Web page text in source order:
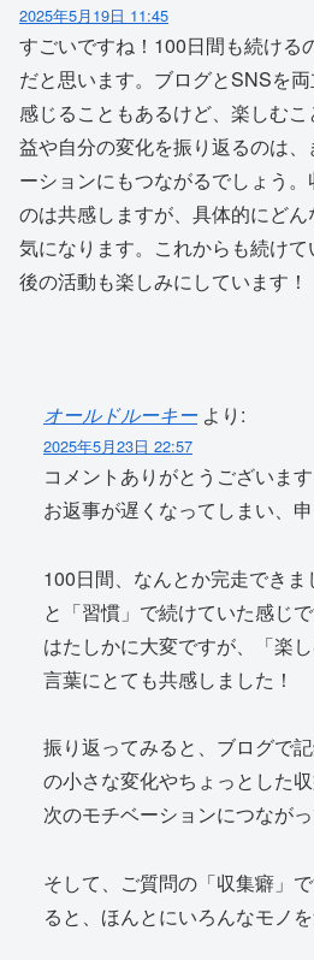
2025年5月19日 11:45
すごいですね！100日間も続ける
だと思います。ブログとSNSを
感じることもあるけど、楽しむ
益や自分の変化を振り返るのは
ーションにもつながるでしょう
のは共感しますが、具体的にど
気になります。これからも続け
後の活動も楽しみにしています！
オールドルーキー より:
2025年5月23日 22:57
コメントありがとうございます
お返事が遅くなってしまい、申
100日間、なんとか完走でき
と「習慣」で続けていた感じ
はたしかに大変ですが、「楽
言葉にとても共感しました！
振り返ってみると、ブログで
の小さな変化やちょっとした収
次のモチベーションにつながっ
そして、ご質問の「収集癖」
ると、ほんとにいろんなモノ